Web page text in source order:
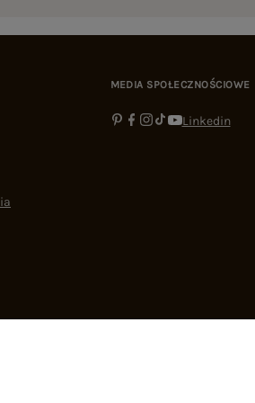
MEDIA SPOŁECZNOŚCIOWE
Linkedin